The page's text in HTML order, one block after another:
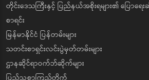
တိုင်းဒေသကြီးနှင့် ပြည်နယ်အစိုးရများ၏ ပြောရေ
စာရင်း
မြန်မာနိုင်ငံ ပြန်တမ်းများ
သတင်းစာရှင်းလင်းပွဲမှတ်တမ်းများ
ဌာနဆိုင်ရာဝက်ဘ်ဆိုက်များ